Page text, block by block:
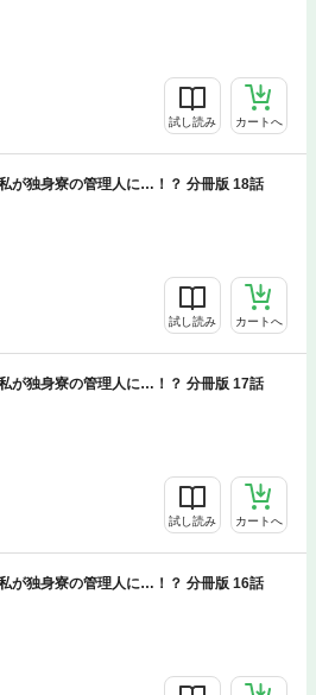
試し読み カートへ
が独身寮の管理人に…！？ 分冊版 18話
試し読み カートへ
が独身寮の管理人に…！？ 分冊版 17話
試し読み カートへ
が独身寮の管理人に…！？ 分冊版 16話